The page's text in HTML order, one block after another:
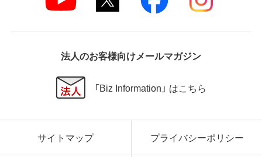
法人のお客様向けメールマガジン
「Biz Information」 はこちら
サイトマップ プライバシーポリシー